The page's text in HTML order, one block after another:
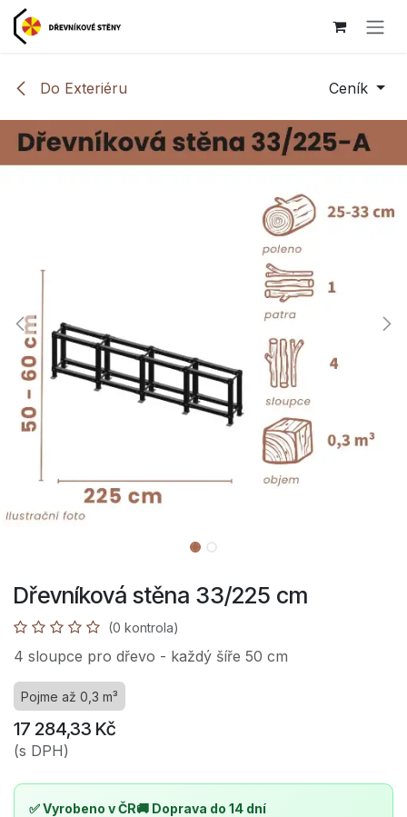
Přejít na obsah
Do Exteriéru Ceník
Dřevníková stěna 33/225 cm
(0 kontrola)
4 sloupce pro dřevo - každý šíře 50 cm
Pojme až 0,3 m³
17 284,33 Kč
(s DPH)
✅ Vyrobeno v ČR🚚 Doprava do 14 dní